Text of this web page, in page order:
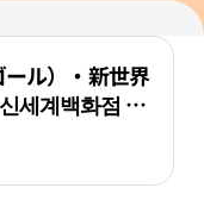
ル）・新世界
세계백화점 타